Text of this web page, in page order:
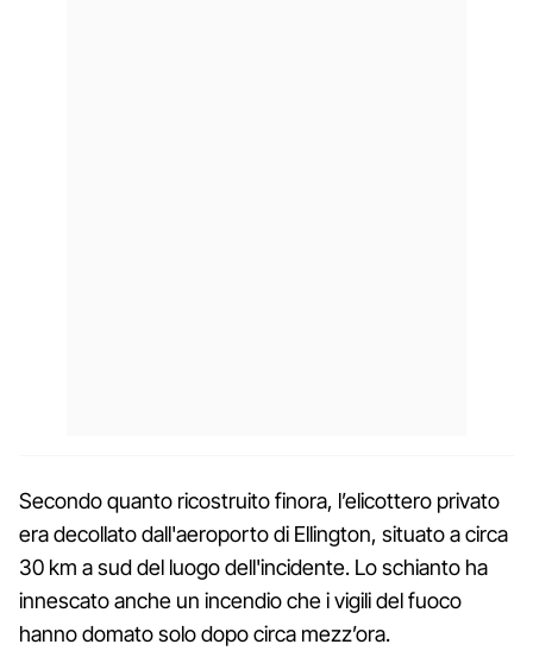
Secondo quanto ricostruito finora, l’elicottero privato
era decollato dall'aeroporto di Ellington, situato a circa
30 km a sud del luogo dell'incidente. Lo schianto ha
innescato anche un incendio che i vigili del fuoco
hanno domato solo dopo circa mezz’ora.